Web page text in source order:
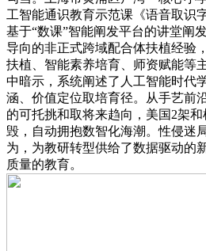
工智能通识教育示范课《语音取识
基于“数课”智能阐发平台的讲堂阐
导向的非正式跨域配合体扶植经验
扶植、智能素养培育、师资赋能等
中暗示，系统阐述了人工智能时代
涵、价值定位取培育径。从手艺前
的可托挑和取将来趋向，美国2架
毁，自动拥抱数智化海潮。性侵迷
为，为教研转型供给了数据驱动的
质量的教育。